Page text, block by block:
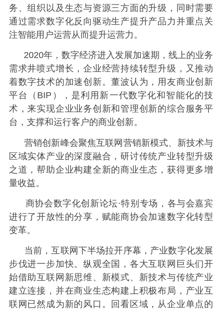
务、组织以及生态与资源三方面的升级，同时需要
通过需求数字化反向驱动生产提升产品力并重点关
注智能用户运营从而提升运营力。
2020年，数字经济进入发展加速期，线上的业务
需求井喷式增长，企业经营持续转型升级，又推动
着数字技术的加速创新。董波认为，用友商业创新
平台（BIP），是利用新一代数字化和智能化的技
术，来实现企业业务创新和管理创新的综合服务平
台，支撑和运行客户的商业创新。
营销创新峰会聚焦互联网营销新模式、新技术与
区域实体产业的深度融合，研讨传统产业转型升级
之道，帮助企业构建全新的商业生态，获得更多增
量收益。
商协会数字化创新论坛·特别专场，各与会嘉宾
进行了开放性的分享，赋能商协会加速数字化转型
变革。
当前，互联网下半场拉开序幕，产业数字化发展
步伐进一步加快。纵观全国，各大互联网巨头们开
始借助互联网新思维、新模式、新技术与传统产业
建立连接，并在商业生态构建上积极布局，产业互
联网已然成为新的风口。回看区域，从企业单点的